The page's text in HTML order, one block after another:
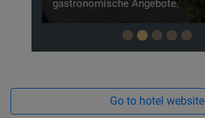
gastronomische Angebote.
Go to hotel website